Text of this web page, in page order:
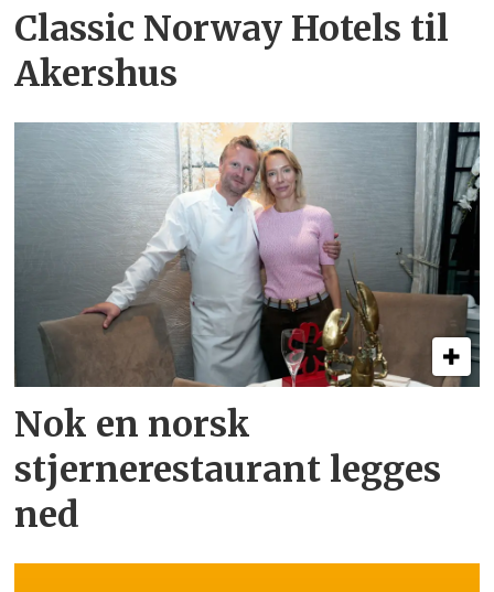
Classic Norway Hotels til
Akershus
Nok en norsk
stjernerestaurant legges
ned